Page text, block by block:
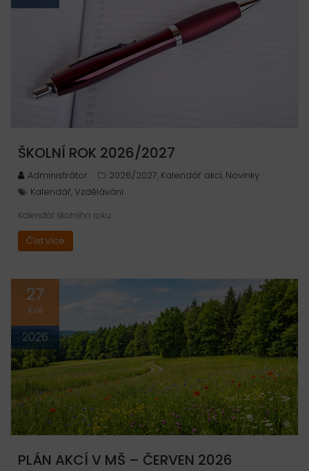
ŠKOLNÍ ROK 2026/2027
Administrátor 2026/2027, Kalendář akcí, Novinky
Kalendář, Vzdělávání
Kalendář školního roku
Číst více
27
Kvě
2026
PLÁN AKCÍ V MŠ – ČERVEN 2026